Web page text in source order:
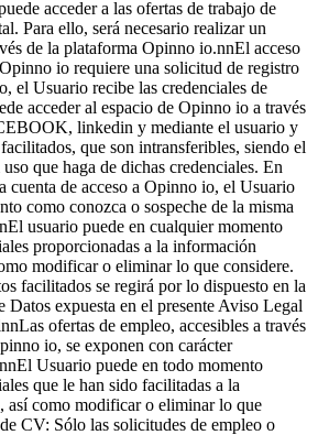
acceder a las ofertas de trabajo de
Para ello, será necesario realizar un
de la plataforma Opinno io.nnEl acceso
io requiere una solicitud de registro
el Usuario recibe las credenciales de
acceder al espacio de Opinno io a través
linkedin y mediante el usuario y
que son intransferibles, siendo el
que haga de dichas credenciales. En
cuenta de acceso a Opinno io, el Usuario
como conozca o sospeche de la misma
usuario puede en cualquier momento
proporcionadas a la información
modificar o eliminar lo que considere.
facilitados se regirá por lo dispuesto en la
Datos expuesta en el presente Aviso Legal
ofertas de empleo, accesibles a través
io, se exponen con carácter
Usuario puede en todo momento
que le han sido facilitadas a la
así como modificar o eliminar lo que
CV: Sólo las solicitudes de empleo o